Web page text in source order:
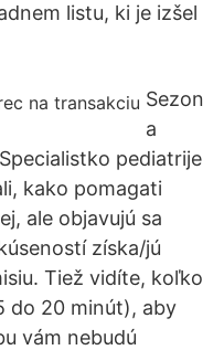
listu, ki je izšel
Sezon
a
pediatrije
kako pomagati
ale objavujú sa
získa/jú
Tiež vidíte, koľko
do 20 minút), aby
vám nebudú